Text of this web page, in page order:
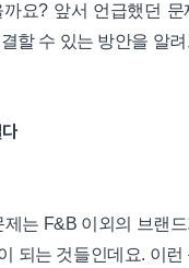
까요? 앞서 언급했던
할 수 있는 방안을 알
제는 F&B 이외의 브랜
되는 것들인데요. 이런